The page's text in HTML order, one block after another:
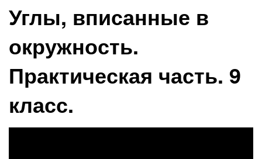
Углы, вписанные в
окружность.
Практическая часть. 9
класс.